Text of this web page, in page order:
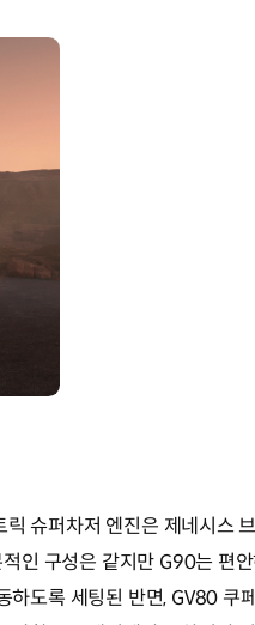
슈퍼차저 엔진은 제네시스
인 구성은 같지만 G90는 편
하도록 세팅된 반면, GV80 쿠